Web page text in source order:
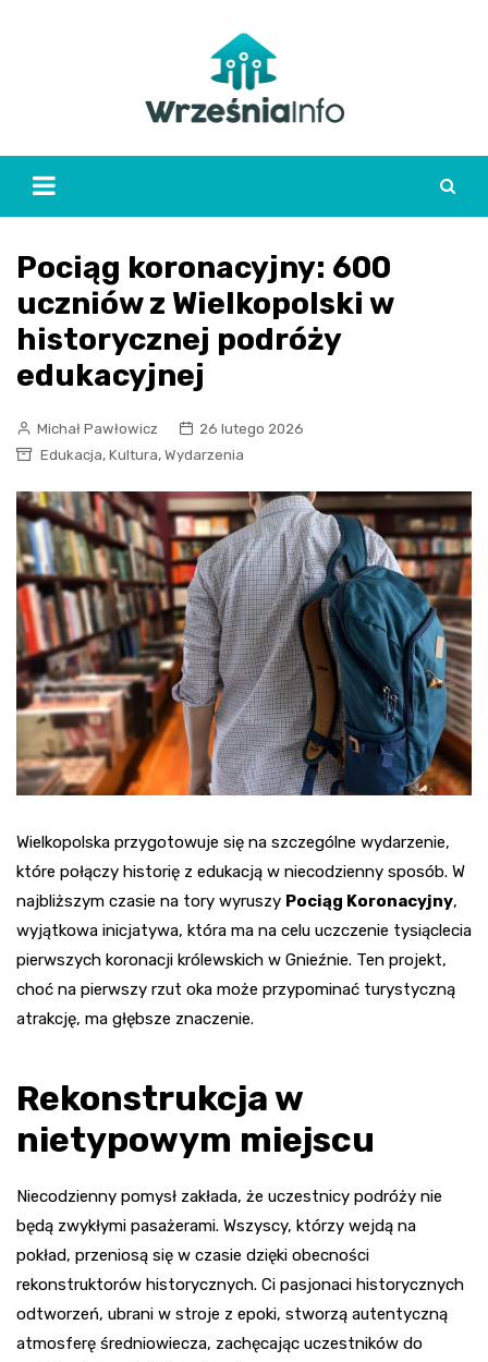
Pociąg koronacyjny: 600
uczniów z Wielkopolski w
historycznej podróży
edukacyjnej
Michał Pawłowicz
26 lutego 2026
Edukacja, Kultura, Wydarzenia
Wielkopolska przygotowuje się na szczególne wydarzenie,
które połączy historię z edukacją w niecodzienny sposób. W
najbliższym czasie na tory wyruszy Pociąg Koronacyjny,
wyjątkowa inicjatywa, która ma na celu uczczenie tysiąclecia
pierwszych koronacji królewskich w Gnieźnie. Ten projekt,
choć na pierwszy rzut oka może przypominać turystyczną
atrakcję, ma głębsze znaczenie.
Rekonstrukcja w
nietypowym miejscu
Niecodzienny pomysł zakłada, że uczestnicy podróży nie
będą zwykłymi pasażerami. Wszyscy, którzy wejdą na
pokład, przeniosą się w czasie dzięki obecności
rekonstruktorów historycznych. Ci pasjonaci historycznych
odtworzeń, ubrani w stroje z epoki, stworzą autentyczną
atmosferę średniowiecza, zachęcając uczestników do